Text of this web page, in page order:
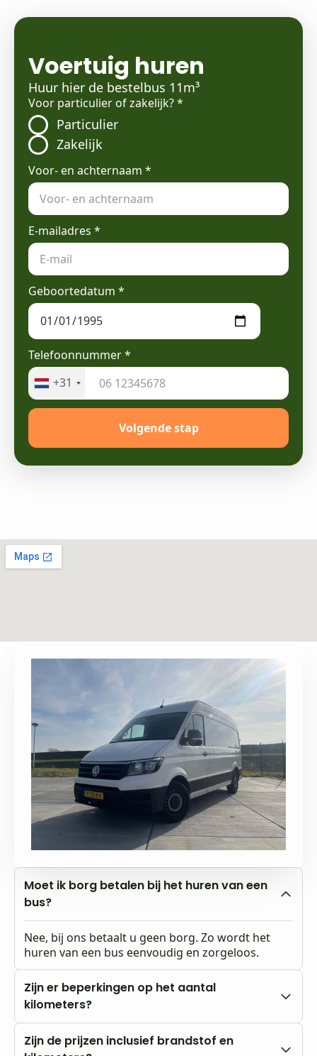
Voertuig huren
Huur hier de bestelbus 11m³
Voor particulier of zakelijk?*
Particulier
Zakelijk
Voor- en achternaam *
E-mailadres *
Geboortedatum *
Telefoonnummer*
+31
Volgende stap
Moet ik borg betalen bij het huren van een
bus?
Nee, bij ons betaalt u geen borg. Zo wordt het
huren van een bus eenvoudig en zorgeloos.
Zijn er beperkingen op het aantal
kilometers?
Nee, u rijdt altijd met onbeperkte kilometers.
Zijn de prijzen inclusief brandstof en